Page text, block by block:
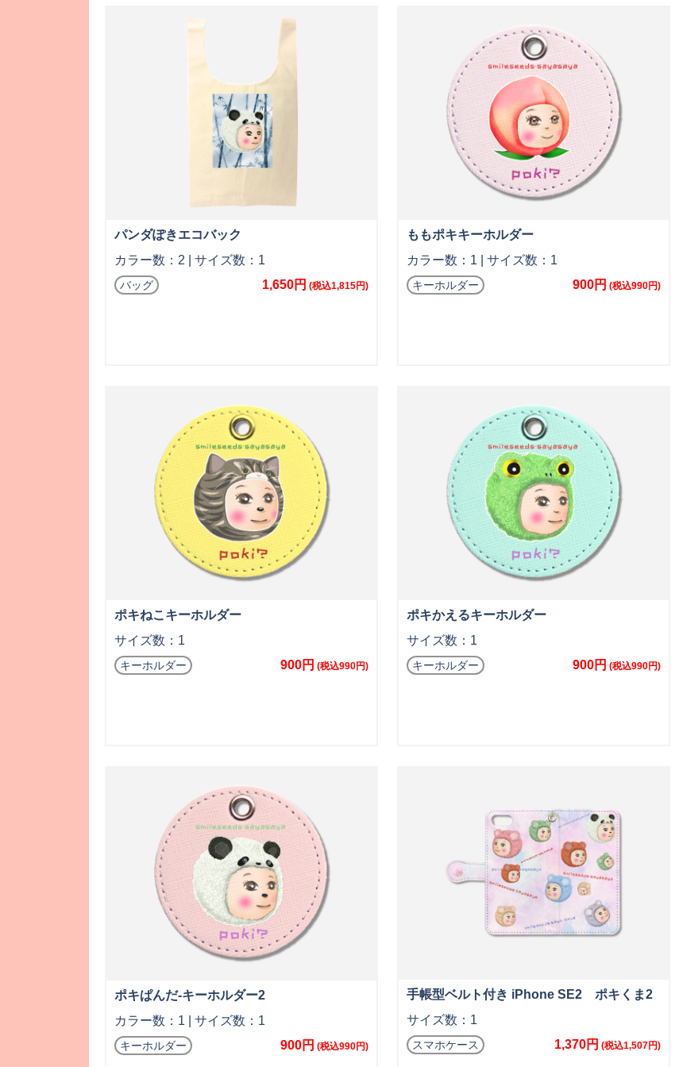
パンダぽきエコバック
カラー数：2 | サイズ数：1
バッグ 1,650円 (税込1,815円)
ももポキキーホルダー
カラー数：1 | サイズ数：1
キーホルダー 900円 (税込990円)
ポキねこキーホルダー
サイズ数：1
キーホルダー 900円 (税込990円)
ポキかえるキーホルダー
サイズ数：1
キーホルダー 900円 (税込990円)
ポキぱんだ-キーホルダー2
カラー数：1 | サイズ数：1
キーホルダー 900円 (税込990円)
手帳型ベルト付き iPhone SE2 ポキくま2
サイズ数：1
スマホケース 1,370円 (税込1,507円)